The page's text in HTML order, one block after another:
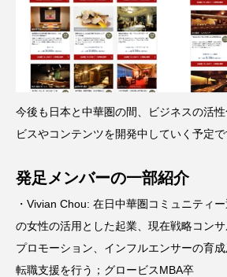
今後も日本と中華圏の間、ビジネスの活
ビスやコンテンツを開発中していく予定で
発足メンバーの一部紹介
・Vivian Chou: 在日中華圏コミュニティ
の女性の活用とした起業、現在戦略コン
プロモーション、インフルエンサーの育
転職支援を行う；グロービスMBA卒